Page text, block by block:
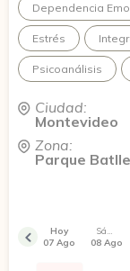
Dependencia
Estrés
Psicoanálisis
Ciudad:
Montevideo
Zona:
Parque Batlle
Hoy
07 Ago
Sábado
08 Ago